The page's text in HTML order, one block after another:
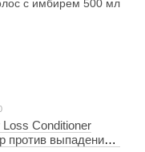
Loss Conditioner
против выпадения и